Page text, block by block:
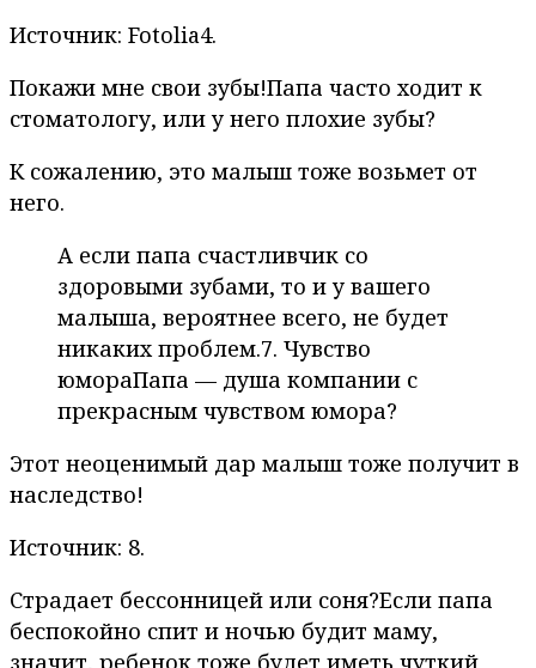
Источник: Fotolia4.
Покажи мне свои зубы!Папа часто ходит к
стоматологу, или у него плохие зубы?
К сожалению, это малыш тоже возьмет от
него.
А если папа счастливчик со
здоровыми зубами, то и у вашего
малыша, вероятнее всего, не будет
никаких проблем.7. Чувство
юмораПапа — душа компании с
прекрасным чувством юмора?
Этот неоценимый дар малыш тоже получит в
наследство!
Источник: 8.
Страдает бессонницей или соня?Если папа
беспокойно спит и ночью будит маму,
значит, ребенок тоже будет иметь чуткий